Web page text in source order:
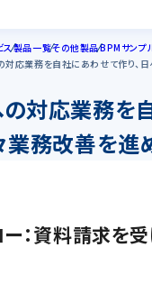
ス製品一覧その他製品BPMサンプ
対応業務を自社にあわせて作り、
対応業務を
業務改善を進
：資料請求を